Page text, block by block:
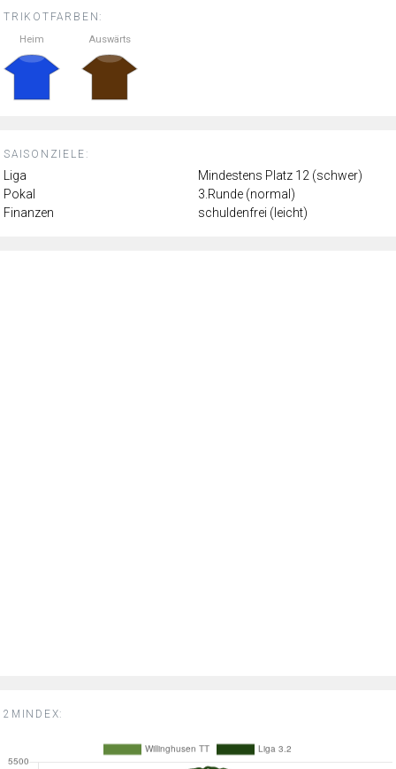
TRIKOTFARBEN:
Heim Auswärts
SAISONZIELE:
Liga
Mindestens Platz 12 (schwer)
Pokal
3.Runde (normal)
Finanzen
schuldenfrei (leicht)
2MINDEX: